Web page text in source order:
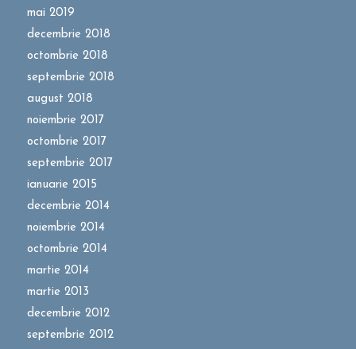
mai 2019
decembrie 2018
octombrie 2018
septembrie 2018
august 2018
noiembrie 2017
octombrie 2017
septembrie 2017
ianuarie 2015
decembrie 2014
noiembrie 2014
octombrie 2014
martie 2014
martie 2013
decembrie 2012
septembrie 2012